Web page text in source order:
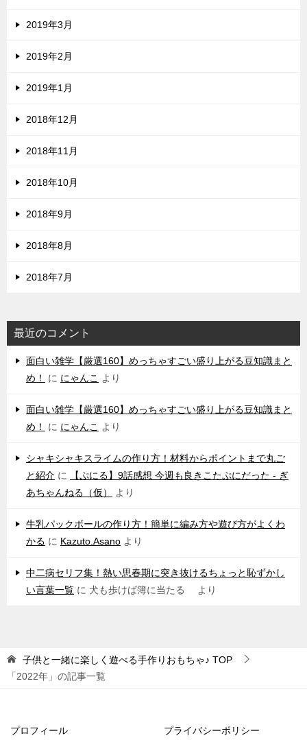
2019年3月
2019年2月
2019年1月
2018年12月
2018年11月
2018年10月
2018年9月
2018年8月
2018年7月
最近のコメント
‌面白い雑学【厳選160】めっちゃすごい盛り上がる豆知識まと
め！
に にゃんこ より
‌面白い雑学【厳選160】めっちゃすごい盛り上がる豆知識まと
め！
に にゃんこ より
シャキシャキスライムの作り方！材料からポイントまで丸ご
と紹介 に
【ぷにる】9話感想 今週も良きこたぷにだった - ぎ
あちゃんねる（仮）
より
牛乳パックボールの作り方！簡単に編み方や遊び方がよくわ
かる に Kazuto.Asano より
中二病セリフ集！熱い思春期に突き抜けるちょっと恥ずかし
い言葉一覧 に 犬も歩けば簿に当たる より
子供と一緒に楽しく遊べる手作りおもちゃ♪ TOP
「2022年」の記事一覧
プロフィール プライバシーポリシー